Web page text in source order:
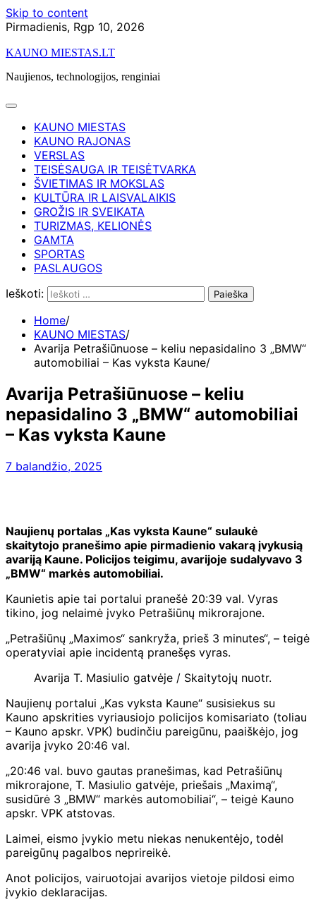
Skip to content
Pirmadienis, Rgp 10, 2026
KAUNO MIESTAS.LT
Naujienos, technologijos, renginiai
KAUNO MIESTAS
KAUNO RAJONAS
VERSLAS
TEISĖSAUGA IR TEISĖTVARKA
ŠVIETIMAS IR MOKSLAS
KULTŪRA IR LAISVALAIKIS
GROŽIS IR SVEIKATA
TURIZMAS, KELIONĖS
GAMTA
SPORTAS
PASLAUGOS
Ieškoti:
Home
KAUNO MIESTAS
Avarija Petrašiūnuose – keliu nepasidalino 3 „BMW“
automobiliai – Kas vyksta Kaune
Avarija Petrašiūnuose – keliu
nepasidalino 3 „BMW“ automobiliai
– Kas vyksta Kaune
7 balandžio, 2025
Naujienų portalas „Kas vyksta Kaune“ sulaukė
skaitytojo pranešimo apie pirmadienio vakarą įvykusią
avariją Kaune. Policijos teigimu, avarijoje sudalyvavo 3
„BMW“ markės automobiliai.
Kaunietis apie tai portalui pranešė 20:39 val. Vyras
tikino, jog nelaimė įvyko Petrašiūnų mikrorajone.
„Petrašiūnų „Maximos“ sankryža, prieš 3 minutes“, – teigė
operatyviai apie incidentą pranešęs vyras.
Avarija T. Masiulio gatvėje / Skaitytojų nuotr.
Naujienų portalui „Kas vyksta Kaune“ susisiekus su
Kauno apskrities vyriausiojo policijos komisariato (toliau
– Kauno apskr. VPK) budinčiu pareigūnu, paaiškėjo, jog
avarija įvyko 20:46 val.
„20:46 val. buvo gautas pranešimas, kad Petrašiūnų
mikrorajone, T. Masiulio gatvėje, priešais „Maximą“,
susidūrė 3 „BMW“ markės automobiliai“, – teigė Kauno
apskr. VPK atstovas.
Laimei, eismo įvykio metu niekas nenukentėjo, todėl
pareigūnų pagalbos neprireikė.
Anot policijos, vairuotojai avarijos vietoje pildosi eimo
įvykio deklaracijas.